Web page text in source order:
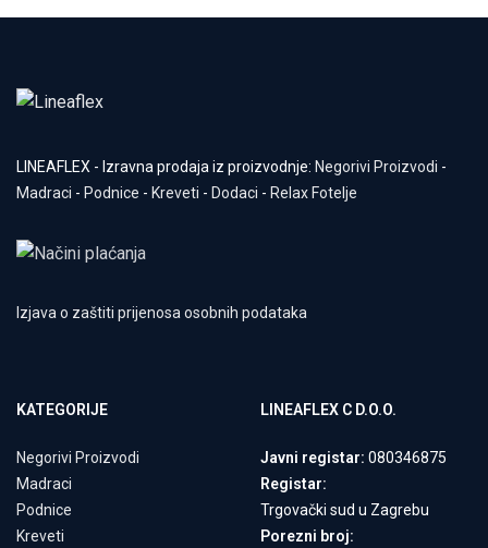
LINEAFLEX - Izravna prodaja iz proizvodnje: Negorivi Proizvodi -
Madraci - Podnice - Kreveti - Dodaci - Relax Fotelje
Izjava o zaštiti prijenosa osobnih podataka
KATEGORIJE
Negorivi Proizvodi
Madraci
Podnice
Kreveti
LINEAFLEX C D.O.O.
Javni registar: 080346875
Registar:
Trgovački sud u Zagrebu
Porezni broj: